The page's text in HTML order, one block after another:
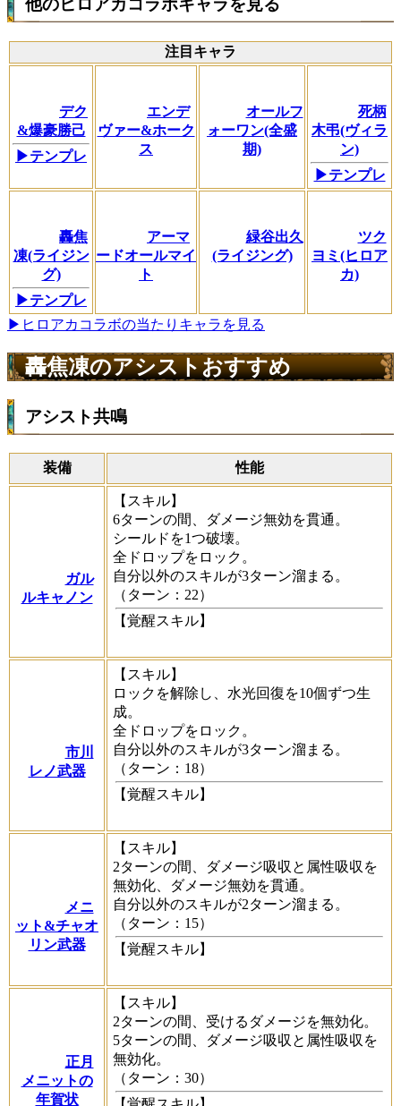
他のヒロアカコラボキャラを見る
注目キャラ
デク
&爆豪勝己
▶テンプレ
エンデ
ヴァー&ホーク
ス
オールフ
ォーワン(全盛
期)
死柄
木弔(ヴィラ
ン)
▶テンプレ
轟焦
凍(ライジン
グ)
▶テンプレ
アーマ
ードオールマイ
ト
緑谷出久
(ライジング)
ツク
ヨミ(ヒロア
カ)
▶ヒロアカコラボの当たりキャラを見る
轟焦凍のアシストおすすめ
アシスト共鳴
装備 性能
ガル
ルキャノン
【スキル】
6ターンの間、ダメージ無効を貫通。
シールドを1つ破壊。
全ドロップをロック。
自分以外のスキルが3ターン溜まる。
（ターン：22）
【覚醒スキル】
市川
レノ武器
【スキル】
ロックを解除し、水光回復を10個ずつ生
成。
全ドロップをロック。
自分以外のスキルが3ターン溜まる。
（ターン：18）
【覚醒スキル】
メニ
ット&チャオ
リン武器
【スキル】
2ターンの間、ダメージ吸収と属性吸収を
無効化、ダメージ無効を貫通。
自分以外のスキルが2ターン溜まる。
（ターン：15）
【覚醒スキル】
正月
メニットの
年賀状
【スキル】
2ターンの間、受けるダメージを無効化。
5ターンの間、ダメージ吸収と属性吸収を
無効化。
（ターン：30）